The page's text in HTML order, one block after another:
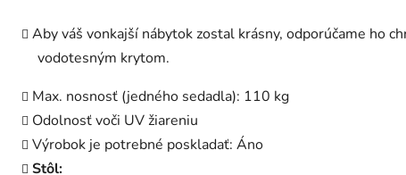
Aby váš vonkajší nábytok zostal krásny, odporúčame ho
vodotesným krytom.
Max. nosnosť (jedného sedadla): 110 kg
Odolnosť voči UV žiareniu
Výrobok je potrebné poskladať: Áno
Stôl: